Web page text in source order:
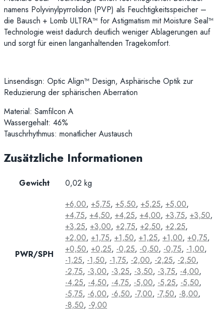
namens Polyvinylpyrrolidon (PVP) als Feuchtigkeitsspeicher –
die Bausch + Lomb ULTRA™ for Astigmatism mit Moisture Seal™
Technologie weist dadurch deutlich weniger Ablagerungen auf
und sorgt für einen langanhaltenden Tragekomfort.
Linsendisgn: Optic Align™ Design, Asphärische Optik zur
Reduzierung der sphärischen Aberration
Material: Samfilcon A
Wassergehalt: 46%
Tauschrhythmus: monatlicher Austausch
Zusätzliche Informationen
Gewicht 0,02 kg
PWR/SPH
+6,00, +5,75, +5,50, +5,25, +5,00,
+4,75, +4,50, +4,25, +4,00, +3,75, +3,50,
+3,25, +3,00, +2,75, +2,50, +2,25,
+2,00, +1,75, +1,50, +1,25, +1,00, +0,75,
+0,50, +0,25, -0,25, -0,50, -0,75, -1,00,
-1,25, -1,50, -1,75, -2,00, -2,25, -2,50,
-2,75, -3,00, -3,25, -3,50, -3,75, -4,00,
-4,25, -4,50, -4,75, -5,00, -5,25, -5,50,
-5,75, -6,00, -6,50, -7,00, -7,50, -8,00,
-8,50, -9,00